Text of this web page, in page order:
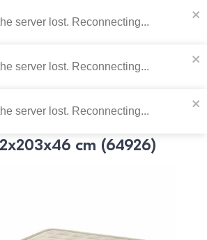
078 222 273 RU
0
Mobila fara carcasa Canapele si saltele
cm (64926)
server lost. Reconnecting...
server lost. Reconnecting...
server lost. Reconnecting...